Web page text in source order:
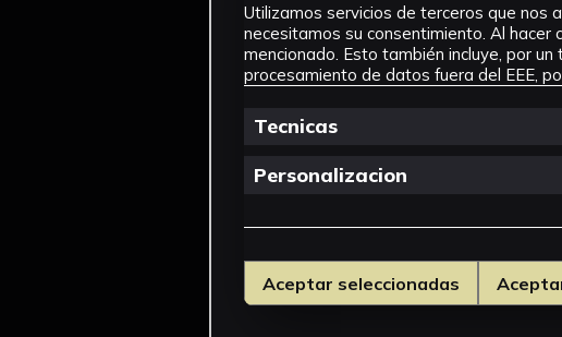
Utilizamos servicios de terceros que nos
necesitamos su consentimiento. Al
mencionado. Esto también incluye, por
procesamiento de datos fuera del EEE,
Tecnicas
Personalizacion
Aceptar seleccionadas